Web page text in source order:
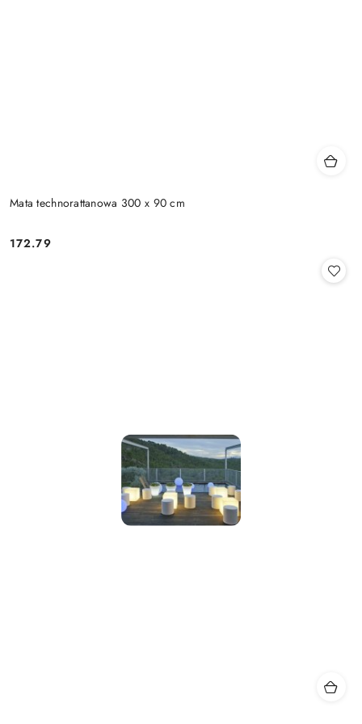
Mata technorattanowa 300 x 90 cm
Cena:
172.79